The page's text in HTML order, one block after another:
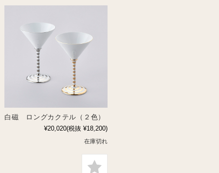
白磁 ロングカクテル（２色）
¥20,020(税抜 ¥18,200)
在庫切れ